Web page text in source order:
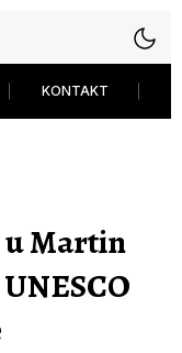
KONTAKT
u Martin